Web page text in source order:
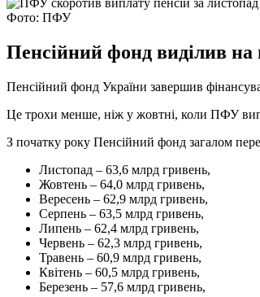
Фото: ПФУ
Пенсійний фонд виділив
Пенсійний фонд України завершив
Це трохи менше, ніж у жовтні, коли ПФУ
З початку року Пенсійний фонд загалом
Листопад – 63,6 млрд гривень,
Жовтень – 64,0 млрд гривень,
Вересень – 62,9 млрд гривень,
Серпень – 63,5 млрд гривень,
Липень – 62,4 млрд гривень,
Червень – 62,3 млрд гривень,
Травень – 60,9 млрд гривень,
Квітень – 60,5 млрд гривень,
Березень – 57,6 млрд гривень,